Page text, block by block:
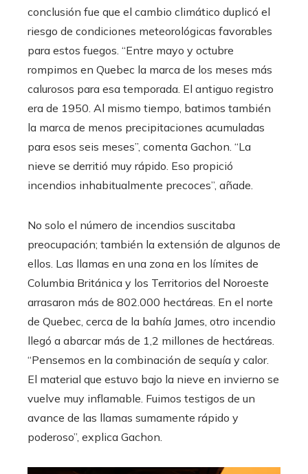
conclusión fue que el cambio climático duplicó el
riesgo de condiciones meteorológicas favorables
para estos fuegos. “Entre mayo y octubre
rompimos en Quebec la marca de los meses más
calurosos para esa temporada. El antiguo registro
era de 1950. Al mismo tiempo, batimos también
la marca de menos precipitaciones acumuladas
para esos seis meses”, comenta Gachon. “La
nieve se derritió muy rápido. Eso propició
incendios inhabitualmente precoces”, añade.
No solo el número de incendios suscitaba
preocupación; también la extensión de algunos de
ellos. Las llamas en una zona en los límites de
Columbia Británica y los Territorios del Noroeste
arrasaron más de 802.000 hectáreas. En el norte
de Quebec, cerca de la bahía James, otro incendio
llegó a abarcar más de 1,2 millones de hectáreas.
“Pensemos en la combinación de sequía y calor.
El material que estuvo bajo la nieve en invierno se
vuelve muy inflamable. Fuimos testigos de un
avance de las llamas sumamente rápido y
poderoso”, explica Gachon.